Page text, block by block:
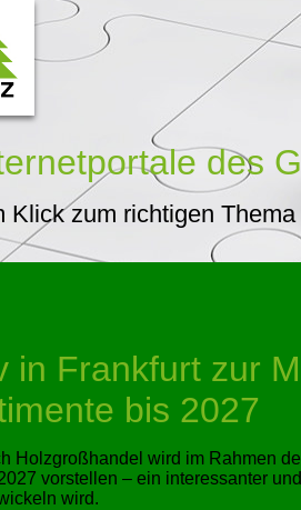
des
Klick zum richtigen Thema
in Frankfurt zur
bis 2027
Holzgroßhandel wird im Rahmen
vorstellen – ein interessanter
wird.